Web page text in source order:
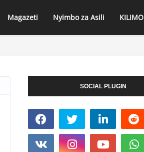
Magazeti Nyimbo za Asili KILIMO
SOCIAL PLUGIN